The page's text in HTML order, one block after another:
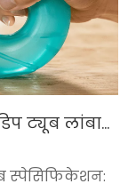
प्लास्टीक ट्रिगर उदक फवाऱ्याचेर डिप ट्यूब लांबाय आनी कोन कसो परिणाम करता
स्पेसिफिकेशन: